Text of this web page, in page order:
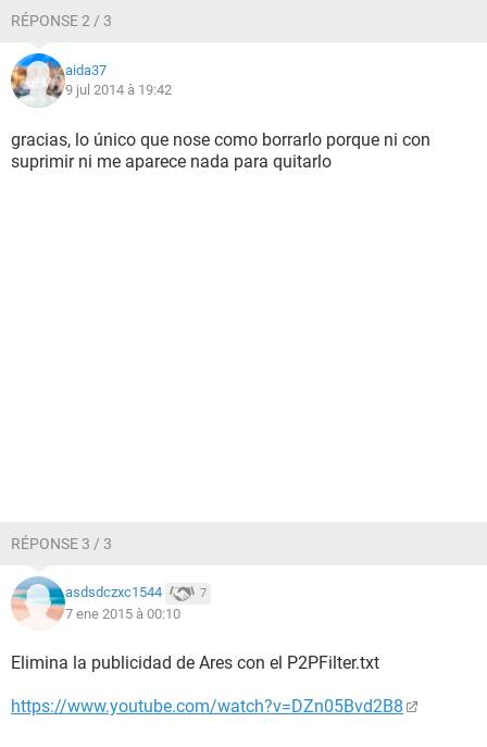
RÉPONSE 2 / 3
aida37
9 jul 2014 à 19:42
gracias, lo único que nose como borrarlo porque ni con
suprimir ni me aparece nada para quitarlo
RÉPONSE 3 / 3
asdsdczxc1544 7
7 ene 2015 à 00:10
Elimina la publicidad de Ares con el P2PFilter.txt
https://www.youtube.com/watch?v=DZn05Bvd2B8